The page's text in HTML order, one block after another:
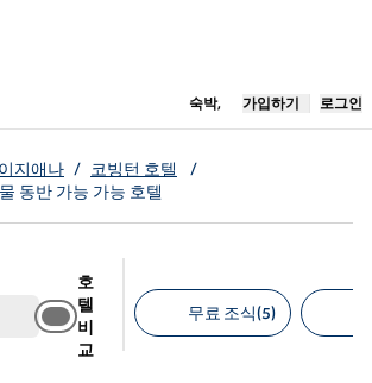
숙박,새 탭 열림
가입하기 로그인
지애나 / 코빙턴 호텔
/
동반 가능 가능 호텔
호
텔
비
교
무료 조식(5)